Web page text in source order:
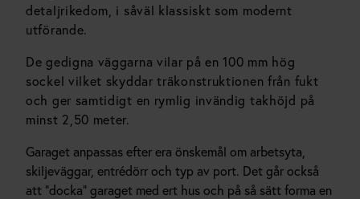
detaljrikedom, i såväl klassiskt som modernt
utförande.
De gedigna väggarna vilar på en 100 mm hög
sockel vilket skyddar träkonstruktionen från fukt
och ger samtidigt en rymlig invändig takhöjd på
minst 2,50 meter.
Garaget anpassas efter era önskemål om arbetsyta,
skiljeväggar, entrédörr och typ av port. Det går också
att ”docka” garaget med ert hus och på så sätt forma en